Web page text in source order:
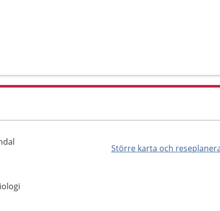
Större karta och